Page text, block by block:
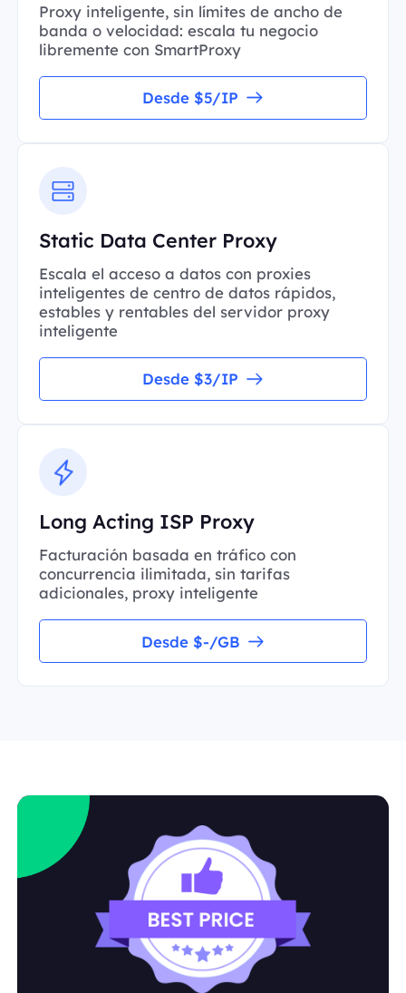
Proxy inteligente, sin límites de ancho de
banda o velocidad: escala tu negocio
libremente con SmartProxy
Desde $5/IP
Static Data Center Proxy
Escala el acceso a datos con proxies
inteligentes de centro de datos rápidos,
estables y rentables del servidor proxy
inteligente
Desde $3/IP
Long Acting ISP Proxy
Facturación basada en tráfico con
concurrencia ilimitada, sin tarifas
adicionales, proxy inteligente
Desde $-/GB